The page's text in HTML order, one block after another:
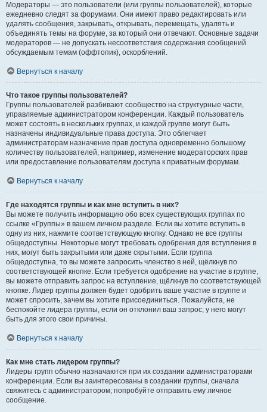
Модераторы — это пользователи (или группы пользователей), которые
ежедневно следят за форумами. Они имеют право редактировать или
удалять сообщения, закрывать, открывать, перемещать, удалять и
объединять темы на форуме, за который они отвечают. Основные задачи
модераторов — не допускать несоответствия содержания сообщений
обсуждаемым темам (оффтопик), оскорблений.
Вернуться к началу
Что такое группы пользователей?
Группы пользователей разбивают сообщество на структурные части,
управляемые администратором конференции. Каждый пользователь
может состоять в нескольких группах, и каждой группе могут быть
назначены индивидуальные права доступа. Это облегчает
администраторам назначение прав доступа одновременно большому
количеству пользователей, например, изменение модераторских прав
или предоставление пользователям доступа к приватным форумам.
Вернуться к началу
Где находятся группы и как мне вступить в них?
Вы можете получить информацию обо всех существующих группах по
ссылке «Группы» в вашем личном разделе. Если вы хотите вступить в
одну из них, нажмите соответствующую кнопку. Однако не все группы
общедоступны. Некоторые могут требовать одобрения для вступления в
них, могут быть закрытыми или даже скрытыми. Если группа
общедоступна, то вы можете запросить членство в ней, щёлкнув по
соответствующей кнопке. Если требуется одобрение на участие в группе,
вы можете отправить запрос на вступление, щёлкнув по соответствующей
кнопке. Лидер группы должен будет одобрить ваше участие в группе и
может спросить, зачем вы хотите присоединиться. Пожалуйста, не
беспокойте лидера группы, если он отклонил ваш запрос; у него могут
быть для этого свои причины.
Вернуться к началу
Как мне стать лидером группы?
Лидеры групп обычно назначаются при их создании администраторами
конференции. Если вы заинтересованы в создании группы, сначала
свяжитесь с администратором; попробуйте отправить ему личное
сообщение.